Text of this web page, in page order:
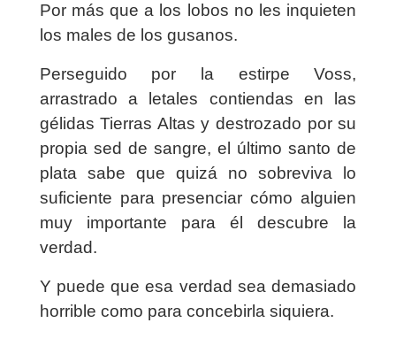
Por más que a los lobos no les inquieten
los males de los gusanos.
Perseguido por la estirpe Voss,
arrastrado a letales contiendas en las
gélidas Tierras Altas y destrozado por su
propia sed de sangre, el último santo de
plata sabe que quizá no sobreviva lo
suficiente para presenciar cómo alguien
muy importante para él descubre la
verdad.
Y puede que esa verdad sea demasiado
horrible como para concebirla siquiera.